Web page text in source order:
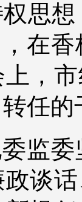
思
，在
，
任
监委
谈